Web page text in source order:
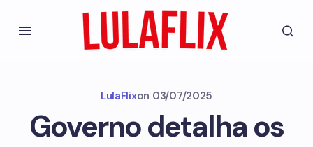
LulaFlixon 03/07/2025
Governo detalha os